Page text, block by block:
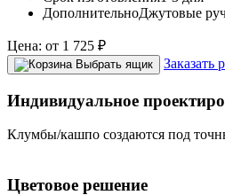
ДополнительноДжутовые
Цена: от 1 725 ₽
Выбрать ящик Заказать
Индивидуальное
Клумбы/кашпо создаются под
Цветовое решение